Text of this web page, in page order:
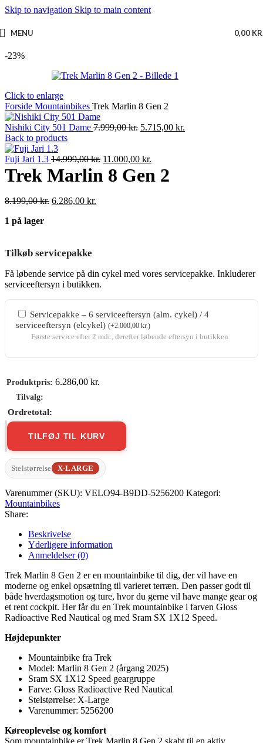
Skip to navigation Skip to main content
MENU 0,00
-23%
Click to enlarge
Forside Mountainbikes Trek Marlin 8 Gen 2
Nishiki City 501 Dame 7.999,00kr. Den
var:
7.999,00 kr..
5.715,00 kr.
Back to products
Fuji Jari 1.3 14.999,00kr. Den
oprindelige
pris
11.000,00 kr.
aktuelle
pris
Trek Marlin 8 Gen 2
8.199,00kr. Den
6.286,00 kr.
1 på lager
Tilkøb servicepakke
Få løbende service på din cykel med vores servicepakke. Inkluderer
serviceeftersyn i butikken.
Servicepakke – 6 serviceeftersyn (alm. cykel) / 4
serviceeftersyn (elcykel) (+2.000,00 kr.)
Første service efter 2 mdr., derefter løbende eftersyn i butikken
6.286,00 kr.
Marlin
8
Gen
antal
TILFØJ TIL KURV
Stelstørrelse X-LARGE
Varenummer (SKU): VELO94-B9DD-5256200 Kategori:
Mountainbikes
Share:
Beskrivelse
Yderligere information
Anmeldelser (0)
Trek Marlin 8 Gen 2 er en mountainbike til dig, der vil have en
moderne og enkel opsætning til varieret terræn. Den passer godt til
både hverdagsmotion og ture, hvor du gerne vil have mange gear og
et rent cockpit. Her får du en Trek mountainbike i farven Gloss
Radioactive Red Nautical og med Sram SX 1X12 Speed.
Højdepunkter
Mountainbike fra Trek
Model: Marlin 8 Gen 2 (årgang 2025)
Sram SX 1X12 Speed geargruppe
Farve: Gloss Radioactive Red Nautical
Stelstørrelse: X-Large
Varenummer: 5256200
Køreoplevelse og komfort
Som mountainbike er Trek Marlin 8 Gen 2 skabt til en aktiv